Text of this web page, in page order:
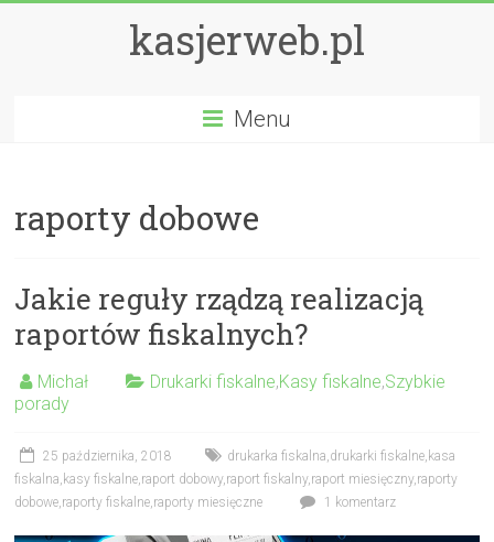
kasjerweb.pl
Menu
raporty dobowe
Jakie reguły rządzą realizacją
raportów fiskalnych?
Michał Drukarki fiskalne,Kasy fiskalne,Szybkie
porady
25 października, 2018 drukarka fiskalna,drukarki fiskalne, kasa
fiskalna, kasy fiskalne,raport dobowy,raport fiskalny,raport miesięczny,raporty
dobowe,raporty fiskalne,raporty miesięczne 1 komentarz